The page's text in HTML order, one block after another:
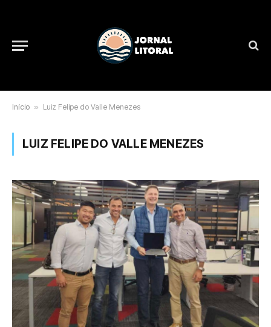
Início » Luiz Felipe do Valle Menezes
LUIZ FELIPE DO VALLE MENEZES